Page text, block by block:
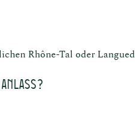
Rhône-Tal oder